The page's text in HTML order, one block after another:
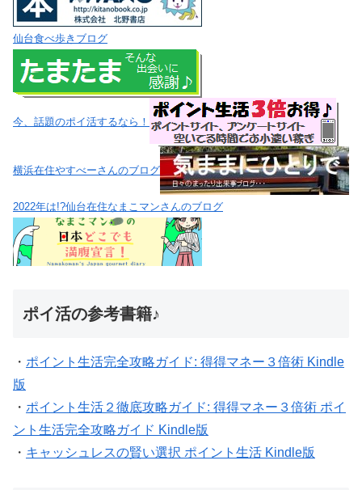
仙台食べ歩きブログ
今、話題のポイ活するなら！
横浜在住やすべーさんのブログ
2022年は!?仙台在住なまこマンさんのブログ
ポイ活の参考書籍♪
・ ポイント生活完全攻略ガイド: 得得マネー３倍術 Kindle
版
・ ポイント生活２徹底攻略ガイド: 得得マネー３倍術 ポイ
ント生活完全攻略ガイド Kindle版
・ キャッシュレスの賢い選択 ポイント生活 Kindle版